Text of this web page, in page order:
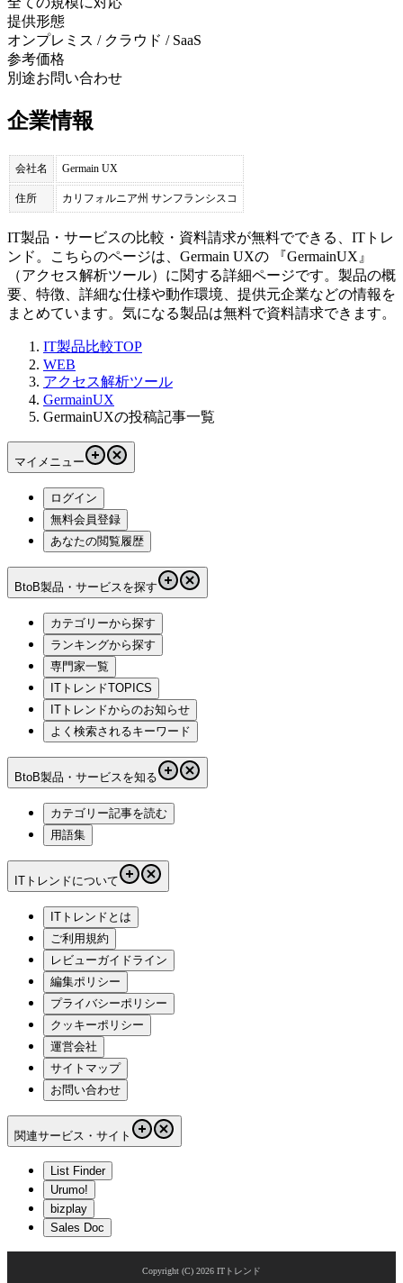
提供形態
オンプレミス / クラウド / SaaS
参考価格
別途お問い合わせ
企業情報
会社名 Germain UX
住所 カリフォルニア州 サンフランシスコ
IT製品・サービスの比較・資料請求が無料でできる、ITトレ
ンド。こちらのページは、 Germain UXの 『GermainUX 』
（アクセス解析ツール）に関する詳細ページです。製品の概
要、特徴、詳細な仕様や動作環境、提供元企業などの情報を
まとめています。気になる製品は無料で資料請求できます。
IT製品比較TOP
WEB
アクセス解析ツール
GermainUX
GermainUXの投稿記事一覧
マイメニュー
ログイン
無料会員登録
あなたの閲覧履歴
BtoB製品・サービスを探す
カテゴリーから探す
ランキングから探す
専門家一覧
ITトレンドTOPICS
ITトレンドからのお知らせ
よく検索されるキーワード
BtoB製品・サービスを知る
カテゴリー記事を読む
用語集
ITトレンドについて
ITトレンドとは
ご利用規約
レビューガイドライン
編集ポリシー
プライバシーポリシー
クッキーポリシー
運営会社
サイトマップ
お問い合わせ
関連サービス・サイト
List Finder
Urumo!
bizplay
Sales Doc
Copyright (C) 2026 ITトレンド